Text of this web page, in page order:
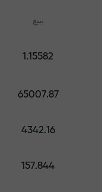
يبيع
1.15582
65007.87
4342.16
157.844